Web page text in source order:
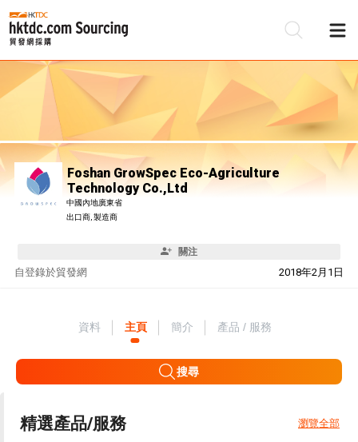
Foshan GrowSpec Eco-Agriculture
Technology Co.,Ltd
中國內地廣東省
出口商, 製造商
關注
自 2018年2月1日
登錄於貿發網
資料 主頁 簡介 產品 / 服務
搜尋
精選產品/服務 瀏覽全部